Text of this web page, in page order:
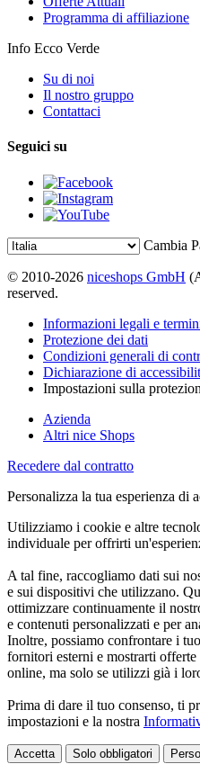
Programma di affiliazione
Info Ecco Verde
Su di noi
Il nostro gruppo
Contattaci
Seguici su
Cambia
© 2010-2026 niceshops GmbH
reserved.
Informazioni legali e
Protezione dei dati
Condizioni generali di
Dichiarazione di
Impostazioni sulla
Azienda
Altri nice Shops
Recedere dal contratto
Personalizza la tua esperienza di
Utilizziamo i cookie e altre
individuale per offrirti
A tal fine, raccogliamo dati sui
e sui dispositivi che utilizzano.
ottimizzare continuamente il
e contenuti personalizzati e per
Inoltre, possiamo confrontare i
fornitori esterni e mostrarti
online, ma solo se utilizzi già i
Prima di dare il tuo consenso, ti
impostazioni e la nostra
Accetta Solo obbligatori